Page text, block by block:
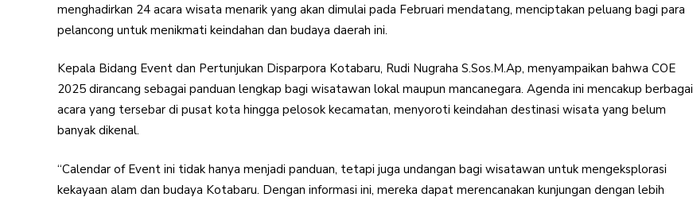
menghadirkan 24 acara wisata menarik yang akan dimulai pada Februari mendatang, menciptakan peluang bagi para
pelancong untuk menikmati keindahan dan budaya daerah ini.
Kepala Bidang Event dan Pertunjukan Disparpora Kotabaru, Rudi Nugraha S.Sos.M.Ap, menyampaikan bahwa COE
2025 dirancang sebagai panduan lengkap bagi wisatawan lokal maupun mancanegara. Agenda ini mencakup berbagai
acara yang tersebar di pusat kota hingga pelosok kecamatan, menyoroti keindahan destinasi wisata yang belum
banyak dikenal.
“Calendar of Event ini tidak hanya menjadi panduan, tetapi juga undangan bagi wisatawan untuk mengeksplorasi
kekayaan alam dan budaya Kotabaru. Dengan informasi ini, mereka dapat merencanakan kunjungan dengan lebih